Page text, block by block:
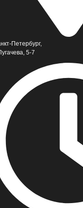
Петербург,
5-7